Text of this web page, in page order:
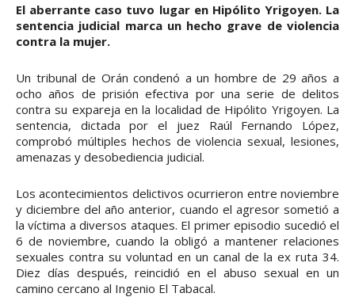
El aberrante caso tuvo lugar en Hipólito Yrigoyen. La
sentencia judicial marca un hecho grave de violencia
contra la mujer.
Un tribunal de Orán condenó a un hombre de 29 años a
ocho años de prisión efectiva por una serie de delitos
contra su expareja en la localidad de Hipólito Yrigoyen. La
sentencia, dictada por el juez Raúl Fernando López,
comprobó múltiples hechos de violencia sexual, lesiones,
amenazas y desobediencia judicial.
Los acontecimientos delictivos ocurrieron entre noviembre
y diciembre del año anterior, cuando el agresor sometió a
la víctima a diversos ataques. El primer episodio sucedió el
6 de noviembre, cuando la obligó a mantener relaciones
sexuales contra su voluntad en un canal de la ex ruta 34.
Diez días después, reincidió en el abuso sexual en un
camino cercano al Ingenio El Tabacal.